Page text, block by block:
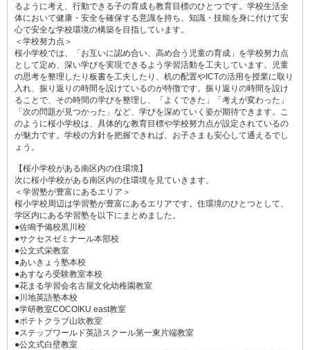
るように考え、行動できる子の育成も教育目標のひとつです。学校生活全
体において健康・安全を確保する意識を持ち、知識・技能を身に付けて安
心で安全な学校環境の構築を目指しています。
＜学校努力点＞
桜小学校では、「お互いに認め合い、高め合う児童の育成」を学校努力点
として定め、深い学びを実現できるよう学習活動を工夫しています。児童
の思考を整理したり板書を工夫したり、机の配置やICTの活用を授業に取り
入れ、振り返りの時間を設けているのが特徴です。振り返りの時間を設け
ることで、その時間の学びを整理し、「よくできた」「考えが変わった」
「次の問題が見つかった」など、学びを深めていく姿が期待できます。こ
のように桜小学校は、具体的な教育目標や学校努力点が設定されているの
が魅力です。学校の方針を把握できれば、お子さまも安心して通えるでし
ょう。
【桜小学校がある南区内の住環境】
次に桜小学校がある南区内の住環境を見ていきます。
＜学習塾が豊富にあるエリア＞
桜小学校周辺は学習塾が豊富にあるエリアです。住環境のひとつとして、
学区内にある学習塾を以下にまとめました。
●佐鳴予備校黒川校
●サクセスゼミナール本部校
●公文式栄教室
●あいきょう塾本校
●あすなろ受験教室本校
●花まる学習会名古屋文化幼稚園教室
●川地英語塾本校
●学研教室COCOIKU east教室
●ポテトクラブ山吹教室
●ステップワールド英語スクール第一東片端教室
●公文式白壁教室